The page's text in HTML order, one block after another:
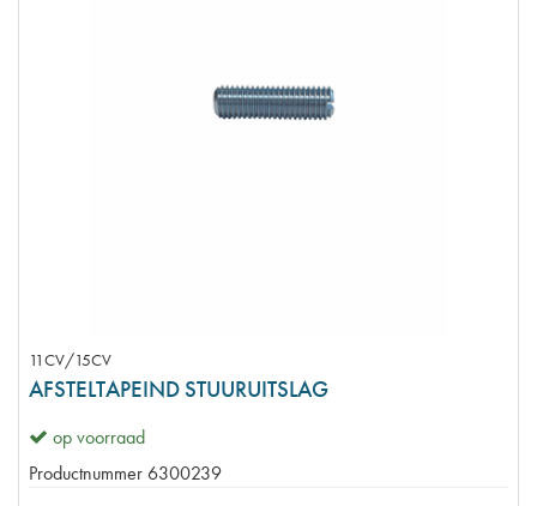
11CV/15CV
AFSTELTAPEIND STUURUITSLAG
op voorraad
Productnummer 6300239